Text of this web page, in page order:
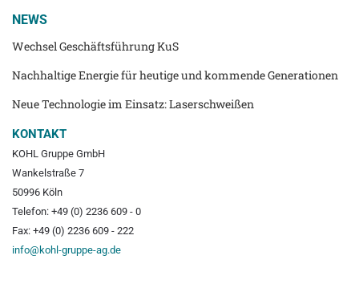
NEWS
Wechsel Geschäftsführung KuS
Nachhaltige Energie für heutige und kommende Generationen
Neue Technologie im Einsatz: Laserschweißen
KONTAKT
KOHL Gruppe GmbH
Wankelstraße 7
50996 Köln
Telefon: +49 (0) 2236 609 - 0
Fax: +49 (0) 2236 609 - 222
info@kohl-gruppe-ag.de